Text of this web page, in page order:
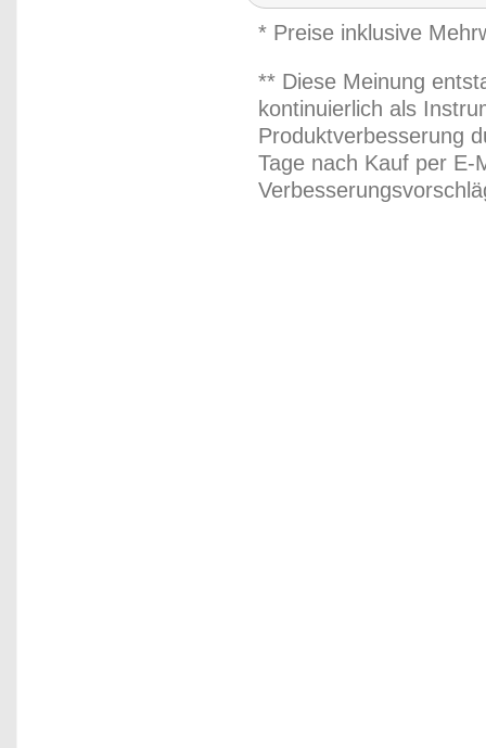
* Preise inklusive
** Diese Meinung
kontinuierlich als
Produktverbesserung
Tage nach Kauf per E-